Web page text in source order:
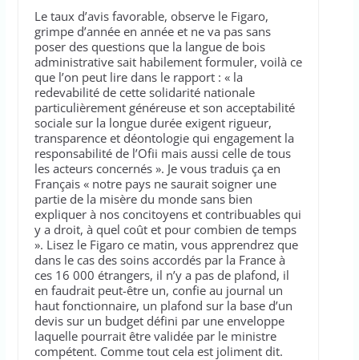
Le taux d’avis favorable, observe le Figaro,
grimpe d’année en année et ne va pas sans
poser des questions que la langue de bois
administrative sait habilement formuler, voilà ce
que l’on peut lire dans le rapport : « la
redevabilité de cette solidarité nationale
particulièrement généreuse et son acceptabilité
sociale sur la longue durée exigent rigueur,
transparence et déontologie qui engagement la
responsabilité de l’Ofii mais aussi celle de tous
les acteurs concernés ». Je vous traduis ça en
Français « notre pays ne saurait soigner une
partie de la misère du monde sans bien
expliquer à nos concitoyens et contribuables qui
y a droit, à quel coût et pour combien de temps
». Lisez le Figaro ce matin, vous apprendrez que
dans le cas des soins accordés par la France à
ces 16 000 étrangers, il n’y a pas de plafond, il
en faudrait peut-être un, confie au journal un
haut fonctionnaire, un plafond sur la base d’un
devis sur un budget défini par une enveloppe
laquelle pourrait être validée par le ministre
compétent. Comme tout cela est joliment dit.